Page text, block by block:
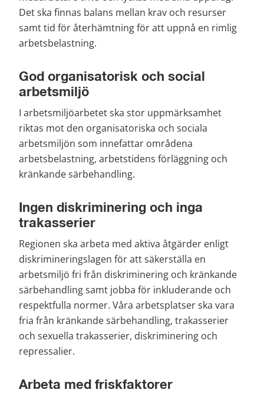
Det ska finnas balans mellan krav och resurser
samt tid för återhämtning för att uppnå en rimlig
arbetsbelastning.
God organisatorisk och social
arbetsmiljö
I arbetsmiljöarbetet ska stor uppmärksamhet
riktas mot den organisatoriska och sociala
arbetsmiljön som innefattar områdena
arbetsbelastning, arbetstidens förläggning och
kränkande särbehandling.
Ingen diskriminering och inga
trakasserier
Regionen ska arbeta med aktiva åtgärder enligt
diskrimineringslagen för att säkerställa en
arbetsmiljö fri från diskriminering och kränkande
särbehandling samt jobba för inkluderande och
respektfulla normer. Våra arbetsplatser ska vara
fria från kränkande särbehandling, trakasserier
och sexuella trakasserier, diskriminering och
repressalier.
Arbeta med friskfaktorer